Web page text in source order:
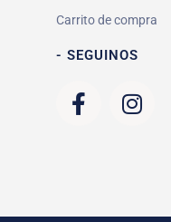
Carrito de compra
- SEGUINOS